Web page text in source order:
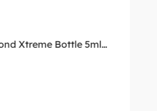
Xtreme Bottle 5ml